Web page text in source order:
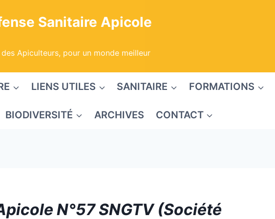
Sanitaire Apicole
Apiculteurs, pour un monde meilleur
LIENS UTILES SANITAIRE FORMATIONS
BIODIVERSITÉ ARCHIVES CONTACT
N°57 SNGTV (Société